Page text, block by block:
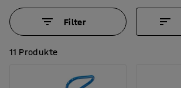
Filter
11 Produkte